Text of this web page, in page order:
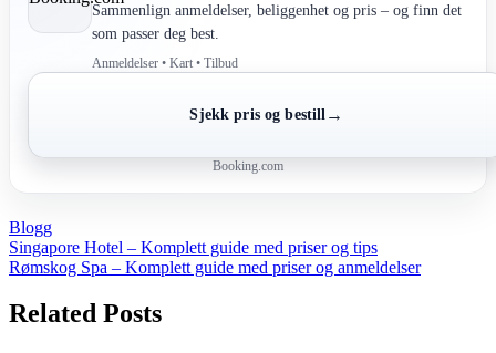
Sammenlign anmeldelser, beliggenhet og pris – og finn det
som passer deg best.
Anmeldelser • Kart • Tilbud
Sjekk pris og bestill →
Booking.com
Blogg
Post
navigation
Singapore Hotel – Komplett guide med priser og tips
Rømskog Spa – Komplett guide med priser og anmeldelser
Related Posts